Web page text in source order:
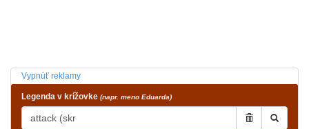
Vypnúť reklamy
Legenda v krížovke (napr. meno Eduarda)